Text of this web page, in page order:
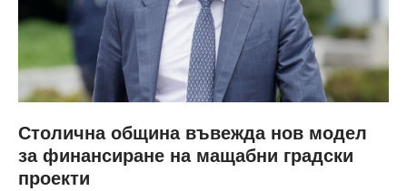
Столична община въвежда нов модел
за финансиране на мащабни градски
проекти